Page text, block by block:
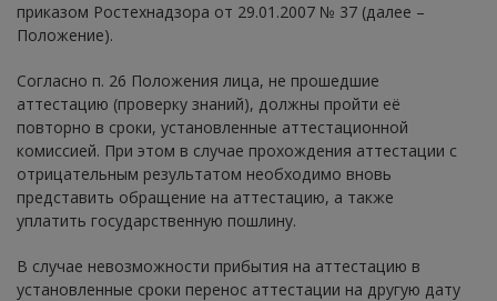
приказом Ростехнадзора от 29.01.2007 № 37 (далее –
Положение).
Согласно п. 26 Положения лица, не прошедшие
аттестацию (проверку знаний), должны пройти её
повторно в сроки, установленные аттестационной
комиссией. При этом в случае прохождения аттестации с
отрицательным результатом необходимо вновь
представить обращение на аттестацию, а также
уплатить государственную пошлину.
В случае невозможности прибытия на аттестацию в
установленные сроки перенос аттестации на другую дату